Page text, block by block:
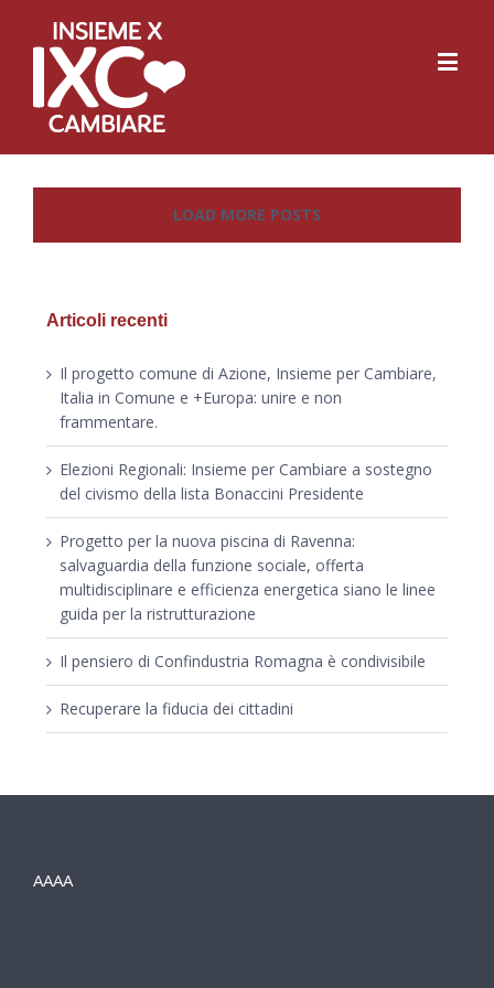
LOAD MORE POSTS
Articoli recenti
Il progetto comune di Azione, Insieme per Cambiare,
Italia in Comune e +Europa: unire e non
frammentare.
Elezioni Regionali: Insieme per Cambiare a sostegno
del civismo della lista Bonaccini Presidente
Progetto per la nuova piscina di Ravenna:
salvaguardia della funzione sociale, offerta
multidisciplinare e efficienza energetica siano le linee
guida per la ristrutturazione
Il pensiero di Confindustria Romagna è condivisibile
Recuperare la fiducia dei cittadini
AAAA